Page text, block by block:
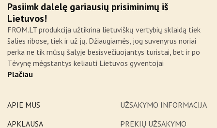
Pasiimk dalelę gariausių prisiminimų iš
Lietuvos!
FROM.LT produkcija užtikrina lietuviškų vertybių sklaidą tiek
šalies ribose, tiek ir už jų. Džiaugiamės, jog suvenyrus noriai
perka ne tik mūsų šalyje besisvečiuojantys turistai, bet ir po
Tėvynę mėgstantys keliauti Lietuvos gyventojai
Plačiau
APIE MUS
APKLAUSA
UŽSAKYMO INFORMACIJA
PREKIŲ UŽSAKYMO